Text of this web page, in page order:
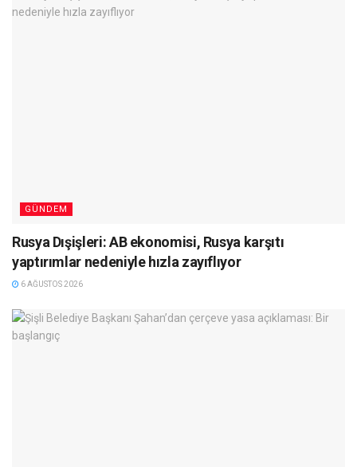
GÜNDEM
Rusya Dışişleri: AB ekonomisi, Rusya karşıtı
yaptırımlar nedeniyle hızla zayıflıyor
6 AĞUSTOS 2026